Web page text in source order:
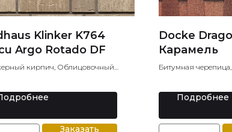
Klinker K764
Argo Rotado DF
кирпич, Облицовочный
Заказать
Docke
Карамель
Битумная
Подробнее